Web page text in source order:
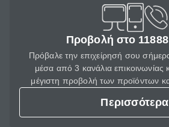
Προβολή στο
Πρόβαλε την επιχείρησή σου
μέσα από 3 κανάλια επικοινωνίας
μέγιστη προβολή των προϊόντων
Περισσότερα